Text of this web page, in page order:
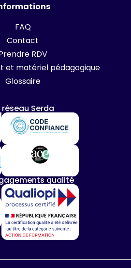
FAQ
Contact
RDV
et matériel pédagogique
Glossaire
réseau Serda
qualité